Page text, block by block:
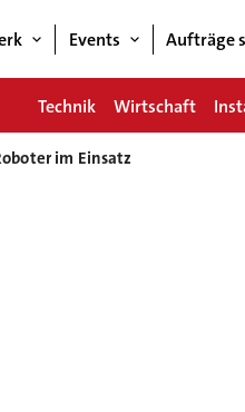
Events Aufträge
Technik Wirtschaft
im Einsatz